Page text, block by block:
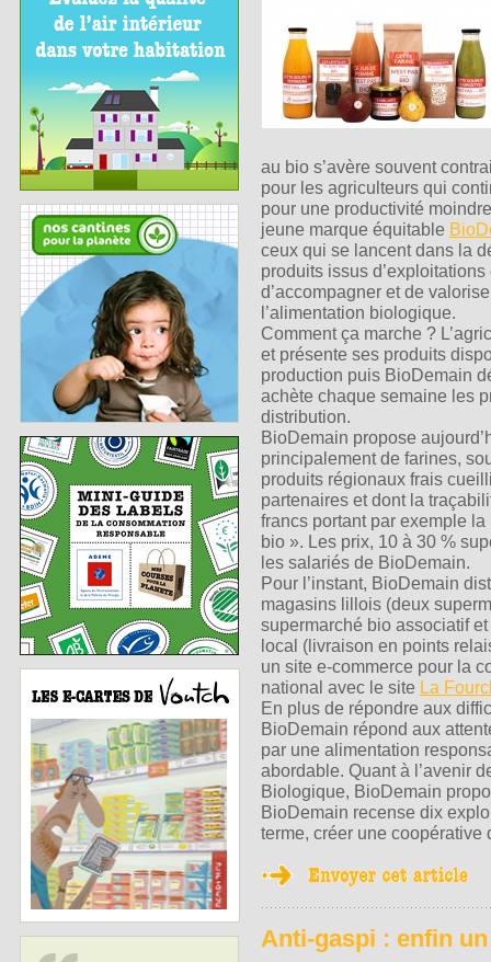
au bio s’avère souvent
pour les agriculteurs qui
pour une productivité
jeune marque équitable
ceux qui se lancent dans la
produits issus
d’accompagner et de
l’alimentation biologique.
Comment ça marche ?
et présente ses produits
production puis BioDemain
achète chaque semaine les
distribution.
BioDemain propose
principalement de farines,
produits régionaux frais
partenaires et dont la
francs portant par exemple
bio ». Les prix, 10 à 30 %
les salariés de BioDemain.
Pour l’instant, BioDemain
magasins lillois (deux
supermarché bio associatif
local (livraison en points
un site e-commerce pour la
national avec le site La
En plus de répondre aux
BioDemain répond aux
par une alimentation
abordable. Quant à l’avenir
Biologique, BioDemain
BioDemain recense dix
terme, créer une coopérative
Anti-gaspi : enfin